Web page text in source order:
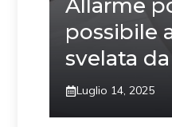
Allarme
possibile
svelata
Luglio 14, 2025